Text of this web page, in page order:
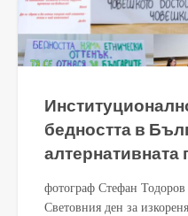
бедността в
алтернативната
фотограф Стефан
Световния ден за